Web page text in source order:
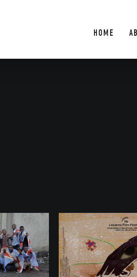
HOME